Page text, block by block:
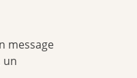
message
un